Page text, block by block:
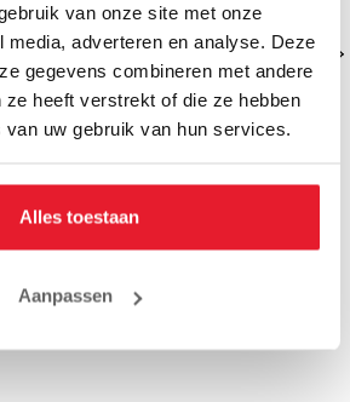
van onze site met onze
media, adverteren en analyse. Deze
gegevens combineren met andere
ze heeft verstrekt of die ze hebben
uw gebruik van hun services.
Alles toestaan
Aanpassen
Sparring
Mat Zwart
Challenger